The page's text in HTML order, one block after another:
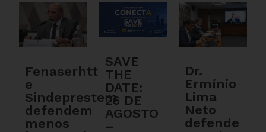
Fenaserhtt
e
Sindeprestem
defendem
menos
SAVE
THE
DATE:
26 DE
AGOSTO
–
Dr.
Ermínio
Lima
Neto
defende